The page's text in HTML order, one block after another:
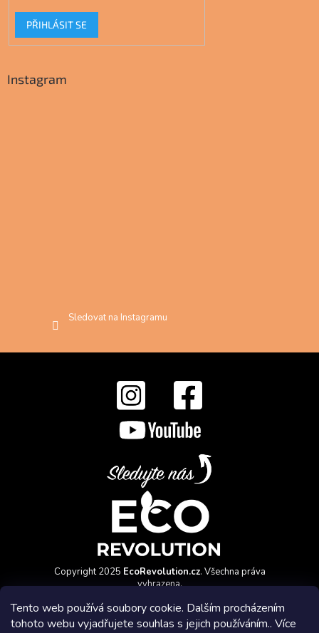
Tento web používá soubory cookie. Dalším procházením
tohoto webu vyjadřujete souhlas s jejich používáním.. Více
PŘIHLÁSIT SE
Instagram
Sledovat na Instagramu
Copyright 2025 EcoRevolution.cz. Všechna práva
vyhrazena.